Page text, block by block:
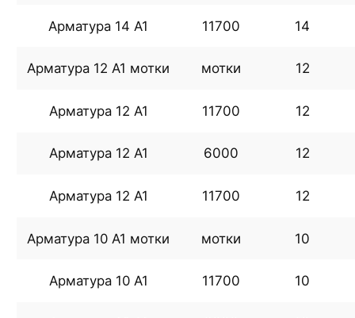
Арматура 14 А1 11700 14
Арматура 12 А1 мотки мотки 12
Арматура 12 А1 11700 12
Арматура 12 А1 6000 12
Арматура 12 А1 11700 12
Арматура 10 А1 мотки мотки 10
Арматура 10 А1 11700 10